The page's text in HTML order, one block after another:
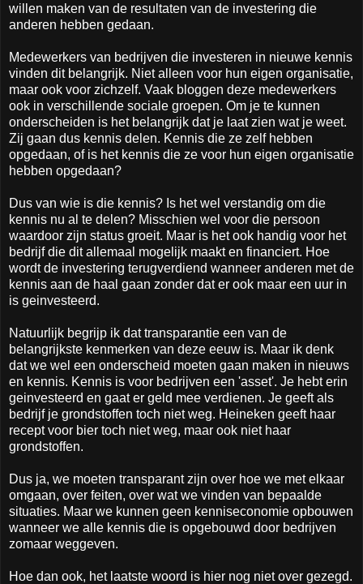
willen maken van de resultaten van de investering die
anderen hebben gedaan.
Medewerkers van bedrijven die investeren in nieuwe kennis
vinden dit belangrijk. Niet alleen voor hun eigen organisatie,
maar ook voor zichzelf. Vaak bloggen deze medewerkers
ook in verschillende sociale groepen. Om je te kunnen
onderscheiden is het belangrijk dat je laat zien wat je weet.
Zij gaan dus kennis delen. Kennis die ze zelf hebben
opgedaan, of is het kennis die ze voor hun eigen organisatie
hebben opgedaan?
Dus van wie is die kennis? Is het wel verstandig om die
kennis nu al te delen? Misschien wel voor die persoon
waardoor zijn status groeit. Maar is het ook handig voor het
bedrijf die dit allemaal mogelijk maakt en financiert. Hoe
wordt de investering terugverdiend wanneer anderen met de
kennis aan de haal gaan zonder dat er ook maar een uur in
is geinvesteerd.
Natuurlijk begrijp ik dat transparantie een van de
belangrijkste kenmerken van deze eeuw is. Maar ik denk
dat we wel een onderscheid moeten gaan maken in nieuws
en kennis. Kennis is voor bedrijven een 'asset'. Je hebt erin
geinvesteerd en gaat er geld mee verdienen. Je geeft als
bedrijf je grondstoffen toch niet weg. Heineken geeft haar
recept voor bier toch niet weg, maar ook niet haar
grondstoffen.
Dus ja, we moeten transparant zijn over hoe we met elkaar
omgaan, over feiten, over wat we vinden van bepaalde
situaties. Maar we kunnen geen kenniseconomie opbouwen
wanneer we alle kennis die is opgebouwd door bedrijven
zomaar weggeven.
Hoe dan ook, het laatste woord is hier nog niet over gezegd.